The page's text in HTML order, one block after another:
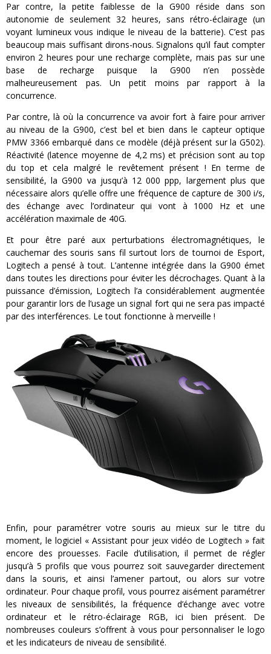
Par contre, la petite faiblesse de la G900 réside dans son
autonomie de seulement 32 heures, sans rétro-éclairage (un
voyant lumineux vous indique le niveau de la batterie). C’est pas
beaucoup mais suffisant dirons-nous. Signalons qu’il faut compter
environ 2 heures pour une recharge complète, mais pas sur une
base de recharge puisque la G900 n’en possède
malheureusement pas. Un petit moins par rapport à la
concurrence.
Par contre, là où la concurrence va avoir fort à faire pour arriver
au niveau de la G900, c’est bel et bien dans le capteur optique
PMW 3366 embarqué dans ce modèle (déjà présent sur la G502).
Réactivité (latence moyenne de 4,2 ms) et précision sont au top
du top et cela malgré le revêtement présent ! En terme de
sensibilité, la G900 va jusqu’à 12 000 ppp, largement plus que
nécessaire alors qu’elle offre une fréquence de capture de 300 i/s,
des échange avec l’ordinateur qui vont à 1000 Hz et une
accélération maximale de 40G.
Et pour être paré aux perturbations électromagnétiques, le
cauchemar des souris sans fil surtout lors de tournoi de Esport,
Logitech a pensé à tout. L’antenne intégrée dans la G900 émet
dans toutes les directions pour éviter les décrochages. Quant à la
puissance d’émission, Logitech l’a considérablement augmentée
pour garantir lors de l’usage un signal fort qui ne sera pas impacté
par des interférences. Le tout fonctionne à merveille !
Enfin, pour paramétrer votre souris au mieux sur le titre du
moment, le logiciel « Assistant pour jeux vidéo de Logitech » fait
encore des prouesses. Facile d’utilisation, il permet de régler
jusqu’à 5 profils que vous pourrez soit sauvegarder directement
dans la souris, et ainsi l’amener partout, ou alors sur votre
ordinateur. Pour chaque profil, vous pourrez aisément paramétrer
les niveaux de sensibilités, la fréquence d’échange avec votre
ordinateur et le rétro-éclairage RGB, ici bien présent. De
nombreuses couleurs s’offrent à vous pour personnaliser le logo
et les indicateurs de niveau de sensibilité.